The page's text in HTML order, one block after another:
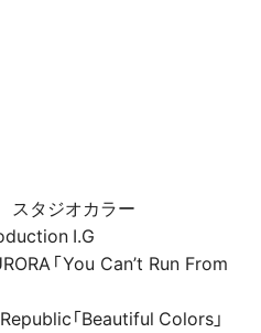
タジオカラー
I.G
「You Can’t Run From
「Beautiful Colors」